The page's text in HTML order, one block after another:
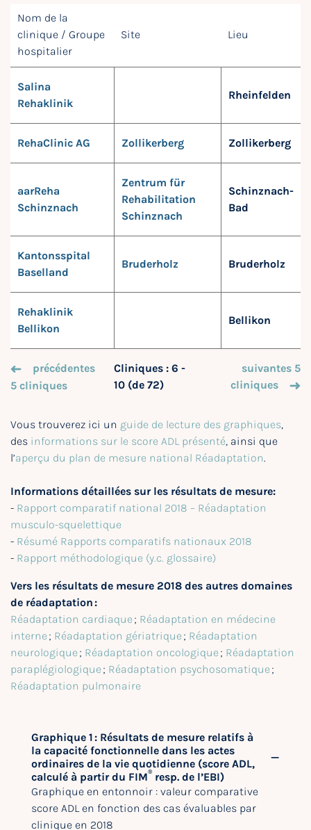
Nom de la
clinique / Groupe
hospitalier
Site Lieu
Salina
Rehaklinik
Rheinfelden
RehaClinic AG Zollikerberg Zollikerberg
aarReha
Schinznach
Zentrum für
Rehabilitation
Schinznach
Schinznach-
Bad
Kantonsspital
Baselland
Bruderholz Bruderholz
Rehaklinik
Bellikon
Bellikon
précédentes
5 cliniques
Cliniques : 6 -
10 (de 72)
suivantes 5
cliniques
Vous trouverez ici un guide de lecture des graphiques,
des informations sur le score ADL présenté, ainsi que
l’aperçu du plan de mesure national Réadaptation.
Informations détaillées sur les résultats de mesure:
- Rapport comparatif national 2018 – Réadaptation
musculo-squelettique
- Résumé Rapports comparatifs nationaux 2018
- Rapport méthodologique (y.c. glossaire)
Vers les résultats de mesure 2018 des autres domaines
de réadaptation :
Réadaptation cardiaque ; Réadaptation en médecine
interne ; Réadaptation gériatrique ; Réadaptation
neurologique ; Réadaptation oncologique ; Réadaptation
paraplégiologique ; Réadaptation psychosomatique ;
Réadaptation pulmonaire
Graphique 1 : Résultats de mesure relatifs à
la capacité fonctionnelle dans les actes
ordinaires de la vie quotidienne (score ADL,
calculé à partir du FIM® resp. de l’EBI)
Graphique en entonnoir : valeur comparative
score ADL en fonction des cas évaluables par
clinique en 2018